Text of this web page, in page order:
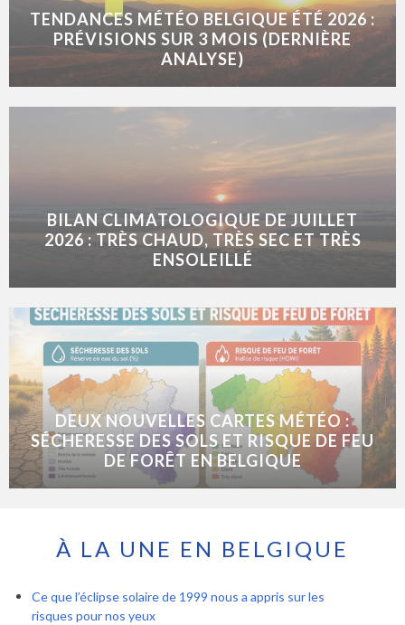
TENDANCES MÉTÉO BELGIQUE ÉTÉ 2026 :
PRÉVISIONS SUR 3 MOIS (DERNIÈRE
ANALYSE)
BILAN CLIMATOLOGIQUE DE JUILLET
2026 : TRÈS CHAUD, TRÈS SEC ET TRÈS
ENSOLEILLÉ
DEUX NOUVELLES CARTES MÉTÉO :
SÉCHERESSE DES SOLS ET RISQUE DE FEU
DE FORÊT EN BELGIQUE
À LA UNE EN BELGIQUE
Ce que l’éclipse solaire de 1999 nous a appris sur les
risques pour nos yeux